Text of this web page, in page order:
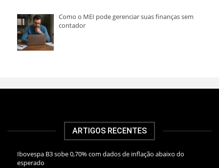
Como o MEI pode gerenciar suas finanças sem
contador
ARTIGOS RECENTES
Ibovespa B3 sobe 0,70% com dados de inflação abaixo do
esperado